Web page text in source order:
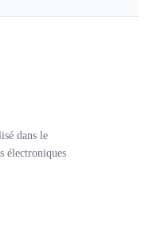
dans le
électroniques